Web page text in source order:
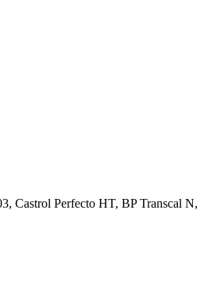
Perfecto HT, BP Transcal N,